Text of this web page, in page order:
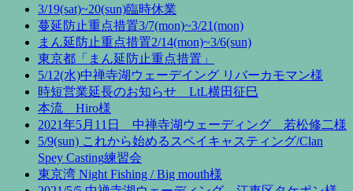
3/19(sat)~20(sun)臨時休業
蔓延防止重点措置3/7(mon)~3/21(mon)
まん延防止重点措置2/14(mon)~3/6(sun)
東京都「まん延防止重点措置」
5/12(水)中禅寺湖ウェーデイング リバーカモマン様
時短営業延長のお知らせ LtL横田征巳
本流 Hiro様
2021年5月11日 中禅寺湖ウェーディング 若松修二様
5/9(sun) これから始めるスペイキャスティング/Clan
Spey Casting練習会
東京湾 Night Fishing / Big mouth様